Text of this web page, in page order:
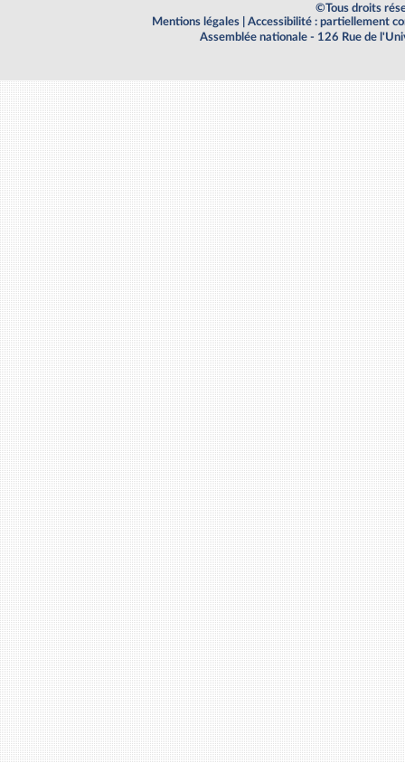
©Tous droits
Mentions légales
Accessibilité : partiellement
Assemblée nationale - 126 Rue de